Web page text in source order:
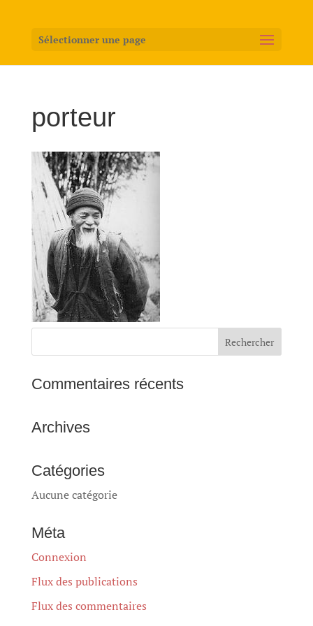
Sélectionner une page
porteur
Commentaires récents
Archives
Catégories
Aucune catégorie
Méta
Connexion
Flux des publications
Flux des commentaires